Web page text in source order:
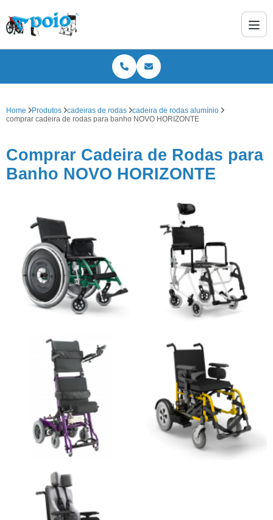
Home Produtos cadeiras de rodas
cadeira de rodas alumínio
comprar cadeira de rodas para banho NOVO HORIZONTE
Comprar Cadeira de Rodas para
Banho NOVO HORIZONTE